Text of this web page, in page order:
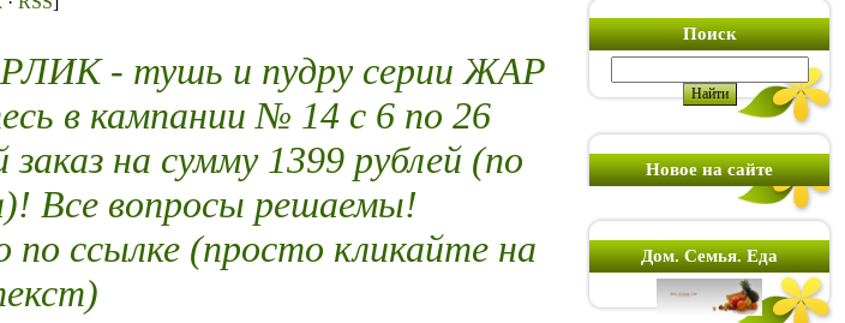
- тушь и пудру серии ЖАР
в кампании № 14 с 6 по 26
на сумму 1399 рублей (по
Все вопросы решаемы!
ссылке (просто кликайте на
Поиск
Новое на сайте
Дом. Семья. Еда